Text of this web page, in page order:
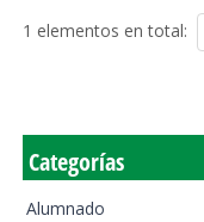
1 elementos en total:
Categorías
Alumnado